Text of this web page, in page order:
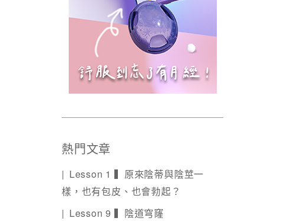
熱門文章
Lesson 1 ▍原來陰蒂與陰莖一
樣，也有包皮、也會勃起？
Lesson 9 ▍陰道穹窿